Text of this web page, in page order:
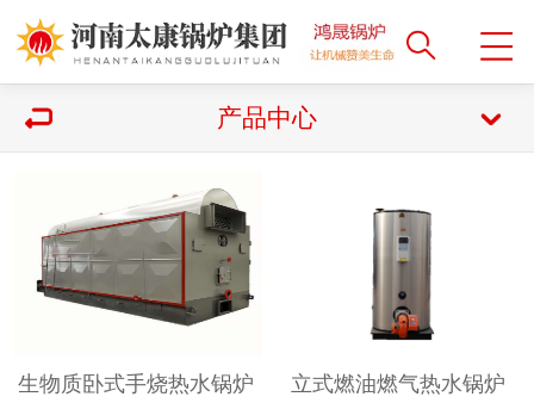
产品中心
生物质卧式手烧热水锅炉 立式燃油燃气热水锅炉